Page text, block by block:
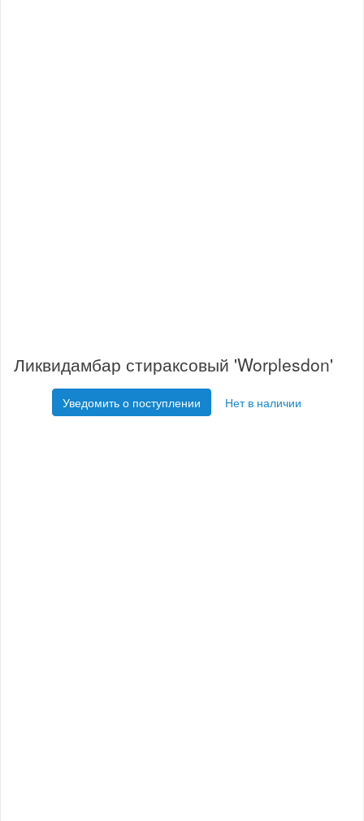
Ликвидамбар стираксовый 'Worplesdon'
Уведомить о поступлении Нет в наличии